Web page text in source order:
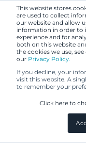
This website stores
are used to collect
our website and allow
information in order to
experience and for
both on this website
the cookies we use, see
our Privacy Policy.
If you decline, your
visit this website. A
to remember your
Click here to
23.11.2021
käyttö
aikana – 3